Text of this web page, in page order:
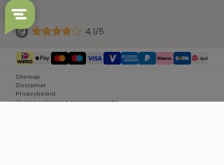
4.1/5
Sitemap
Disclaimer
Privacybeleid
Voorwaarden en herroepingsrecht